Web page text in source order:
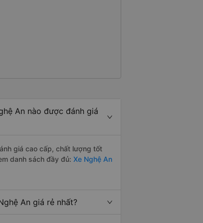
An nào được đánh giá
giá cao cấp, chất lượng tốt
danh sách đầy đủ: Xe Nghệ An
An giá rẻ nhất?